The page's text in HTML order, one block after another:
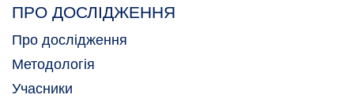
ПРО ДОСЛІДЖЕННЯ
Про дослідження
Методологія
Учасники